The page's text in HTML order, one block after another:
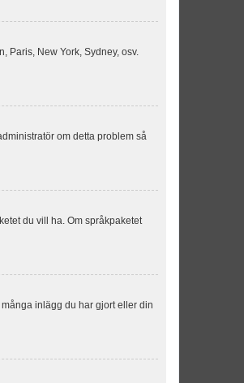
Paris, New York, Sydney, osv.
om detta problem så
du vill ha. Om språkpaketet
inlägg du har gjort eller din